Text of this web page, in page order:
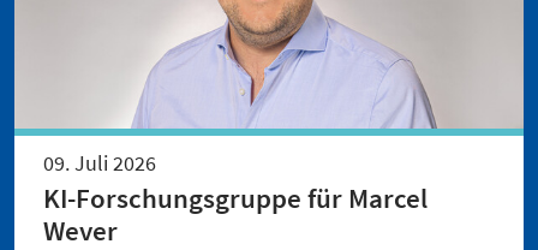
09. Juli 2026
KI-Forschungsgruppe für Marcel
Wever